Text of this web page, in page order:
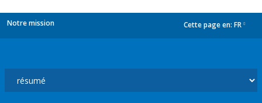
Notre mission Cette page en: FR